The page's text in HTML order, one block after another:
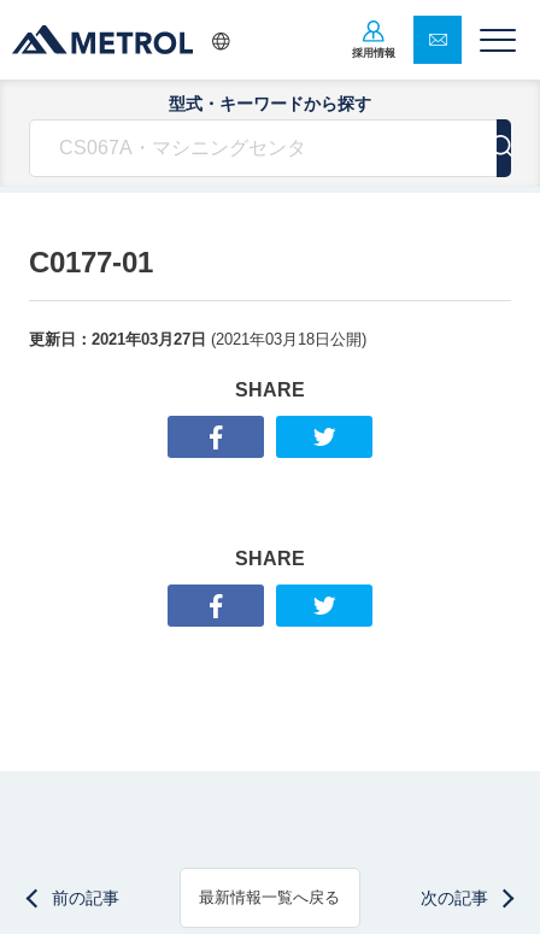
採用情報
型式・キーワードから探す
C0177-01
更新日： 2021年03月27日 (2021年03月18日 公開)
SHARE
SHARE
前の記事 最新情報一覧へ戻る 次の記事